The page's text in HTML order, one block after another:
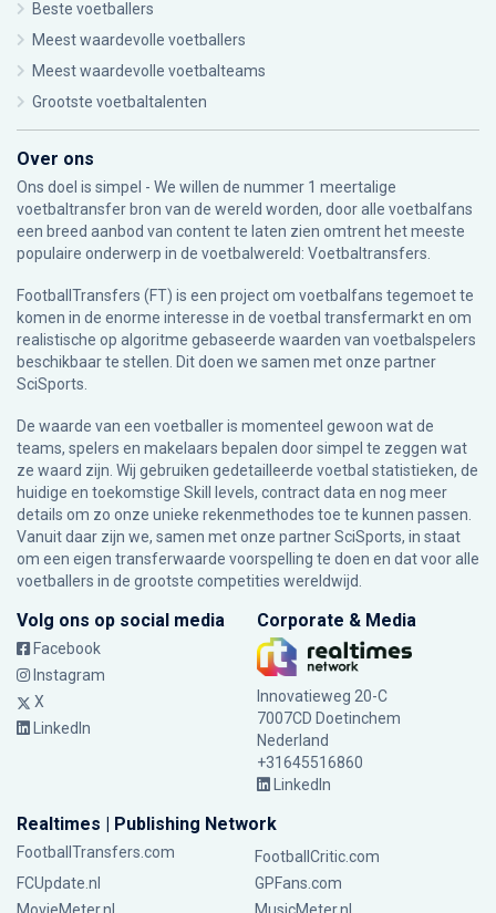
Beste voetballers
Meest waardevolle voetballers
Meest waardevolle voetbalteams
Grootste voetbaltalenten
Over ons
Ons doel is simpel - We willen de nummer 1 meertalige
voetbaltransfer bron van de wereld worden, door alle voetbalfans
een breed aanbod van content te laten zien omtrent het meeste
populaire onderwerp in de voetbalwereld: Voetbaltransfers.
FootballTransfers (FT) is een project om voetbalfans tegemoet te
komen in de enorme interesse in de voetbal transfermarkt en om
realistische op algoritme gebaseerde waarden van voetbalspelers
beschikbaar te stellen. Dit doen we samen met onze partner
SciSports
De waarde van een voetballer is momenteel gewoon wat de
teams, spelers en makelaars bepalen door simpel te zeggen wat
ze waard zijn. Wij gebruiken gedetailleerde voetbal statistieken, de
huidige en toekomstige Skill levels, contract data en nog meer
details om zo onze unieke rekenmethodes toe te kunnen passen.
Vanuit daar zijn we, samen met onze partner SciSports, in staat
om een eigen transferwaarde voorspelling te doen en dat voor alle
voetballers in de grootste competities wereldwijd.
Volg ons op social media
Facebook
Instagram
X
LinkedIn
Corporate & Media
Innovatieweg 20-C
7007CD Doetinchem
Nederland
+31645516860
LinkedIn
Realtimes | Publishing Network
FootballTransfers.com
FootballCritic.com
FCUpdate.nl
GPFans.com